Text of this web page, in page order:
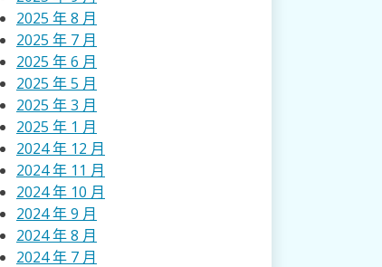
2025 年 8 月
2025 年 7 月
2025 年 6 月
2025 年 5 月
2025 年 3 月
2025 年 1 月
2024 年 12 月
2024 年 11 月
2024 年 10 月
2024 年 9 月
2024 年 8 月
2024 年 7 月